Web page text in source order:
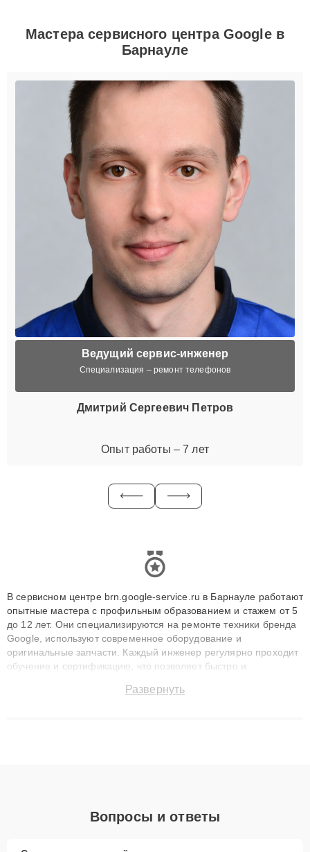
Мастера сервисного центра Google в
Барнауле
Ведущий сервис-инженер
Специализация – ремонт телефонов
Дмитрий Сергеевич Петров
Опыт работы – 7 лет
В сервисном центре brn.google-service.ru в Барнауле работают
опытные мастера с профильным образованием и стажем от 5
до 12 лет. Они специализируются на ремонте техники бренда
Google, используют современное оборудование и
оригинальные запчасти. Каждый инженер регулярно проходит
обучение и сертификацию, что позволяет быстро и
сохранением гарантии до 3 лет. Наши мастера решают
Развернуть
Вопросы и ответы